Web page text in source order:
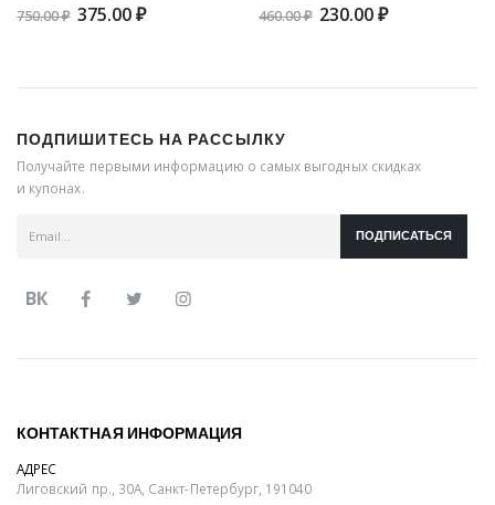
750.00 ₽ 375.00 ₽ 460.00 ₽ 230.00 ₽
ПОДПИШИТЕСЬ НА РАССЫЛКУ
Получайте первыми информацию о самых выгодных скидках
и купонах.
ПОДПИСАТЬСЯ
ВК
КОНТАКТНАЯ ИНФОРМАЦИЯ
АДРЕС
Лиговский пр., 30А, Санкт-Петербург, 191040